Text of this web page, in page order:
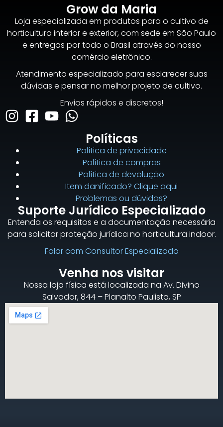
Grow da Maria
Loja especializada em produtos para o cultivo de
horticultura interior e exterior, com sede em São Paulo
e entregas por todo o Brasil através do nosso
comércio eletrônico.
Atendimento especializado para esclarecer suas
dúvidas e pensar no melhor projeto de cultivo.
Envios rápidos e discretos!
Políticas
Política de privacidade
Política de compras
Política de devolução
Item danificado? Clique aqui
Problemas ou dúvidas?
Suporte Jurídico Especializado
Entenda os requisitos e a documentação necessária
para solicitar proteção jurídica no horticultura indoor.
Falar com Consultor Especializado
Venha nos visitar
Nossa loja física está localizada na Av. Divino
Salvador, 844 – Planalto Paulista, SP